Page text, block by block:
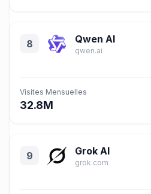
8 Qwen AI
qwen.ai
Visites Mensuelles
32.8M
9 Grok AI
grok.com